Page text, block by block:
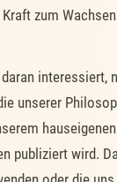
zum
unserer
publiziert wird.